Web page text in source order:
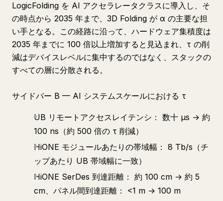
LogicFolding を AI アクセラレータクラスに導入し、そ
の時点から 2035 年まで、3D Folding が α の主要な担
い手となる。この経路に沿って、ハードウェア集積度は
2035 年までに 100 倍以上増加すると見込まれ、τ の削
減はデバイスレベルに集中するのではなく、スタックの
すべての層に分散される。
サイドバー B — AI システムスケールにおける τ
UB リモートアクセスレイテンシ： 数十 μs → 約
100 ns（約 500 倍の τ 削減）
HiONE モジュールあたりの帯域幅： 8 Tb/s（チ
ップあたり UB 帯域幅に一致）
HiONE SerDes 到達距離： 約 100 cm → 約 5
cm、パネル間到達距離： <1 m → 100 m